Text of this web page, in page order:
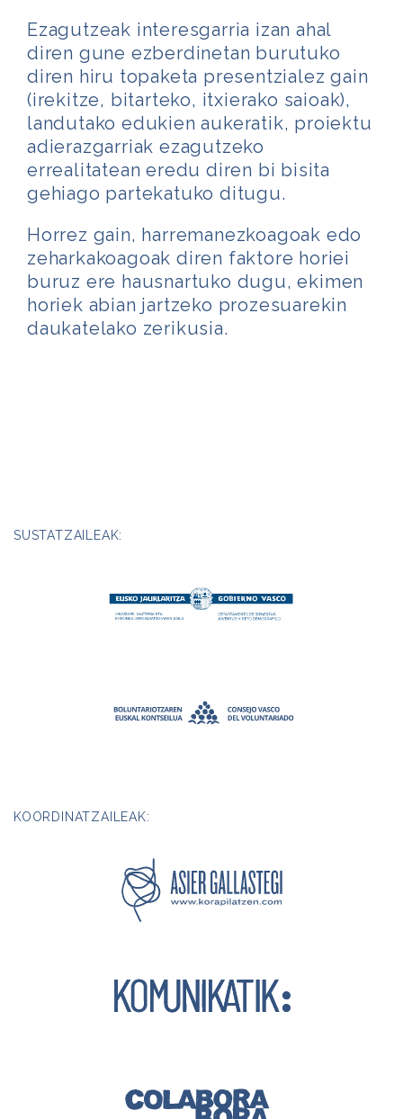
Ezagutzeak interesgarria izan ahal
diren gune ezberdinetan burutuko
diren hiru topaketa presentzialez gain
(irekitze, bitarteko, itxierako saioak),
landutako edukien aukeratik, proiektu
adierazgarriak ezagutzeko
errealitatean eredu diren bi bisita
gehiago partekatuko ditugu.
Horrez gain, harremanezkoagoak edo
zeharkakoagoak diren faktore horiei
buruz ere hausnartuko dugu, ekimen
horiek abian jartzeko prozesuarekin
daukatelako zerikusia.
SUSTATZAILEAK:
KOORDINATZAILEAK: